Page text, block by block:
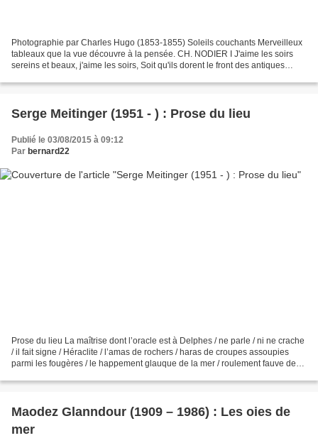
Photographie par Charles Hugo (1853-1855) Soleils couchants Merveilleux
tableaux que la vue découvre à la pensée. CH. NODIER I J'aime les soirs
sereins et beaux, j'aime les soirs, Soit qu'ils dorent le front des antiques
Serge Meitinger (1951 - ) : Prose du lieu
Publié le 03/08/2015 à 09:12
Par bernard22
Prose du lieu La maîtrise dont l’oracle est à Delphes / ne parle / ni ne crache
/ il fait signe / Héraclite / l’amas de rochers / haras de croupes assoupies
parmi les fougères / le happement glauque de la mer / roulement fauve des
Maodez Glanndour (1909 – 1986) : Les oies de
mer